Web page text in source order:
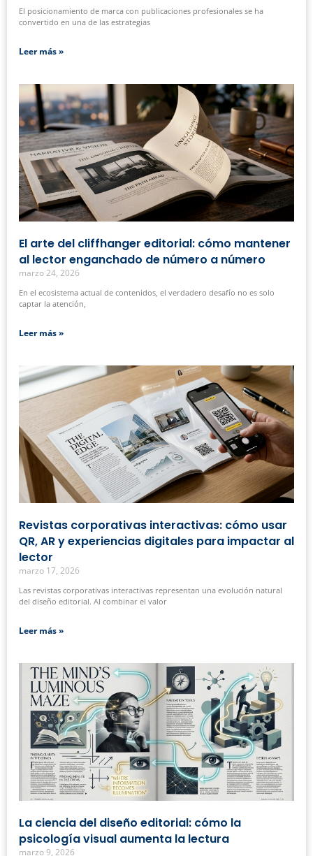
El posicionamiento de marca con publicaciones profesionales se ha
convertido en una de las estrategias
Leer más »
El arte del cliffhanger editorial: cómo mantener
al lector enganchado de número a número
marzo 24, 2026
En el ecosistema actual de contenidos, el verdadero desafío no es solo
captar la atención,
Leer más »
Revistas corporativas interactivas: cómo usar
QR, AR y experiencias digitales para impactar al
lector
marzo 17, 2026
Las revistas corporativas interactivas representan una evolución natural
del diseño editorial. Al combinar el valor
Leer más »
La ciencia del diseño editorial: cómo la
psicología visual aumenta la lectura
marzo 9, 2026